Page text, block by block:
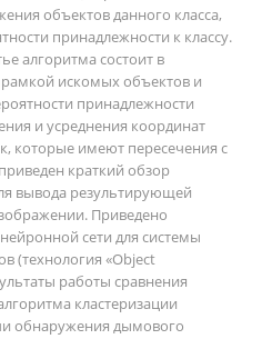
объектов данного класса,
принадлежности к классу.
алгоритма состоит в
искомых объектов и
принадлежности
и усреднения координат
которые имеют пересечения с
краткий обзор
вывода результирующей
Приведено
сети для системы
(технология «Object
работы сравнения
кластеризации
обнаружения дымового